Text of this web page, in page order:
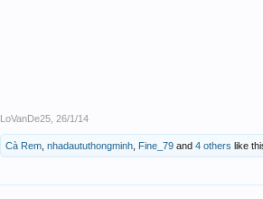
LoVanDe25 26/1/14
Cà Rem nhadaututhongminh Fine_79 and 4 others like